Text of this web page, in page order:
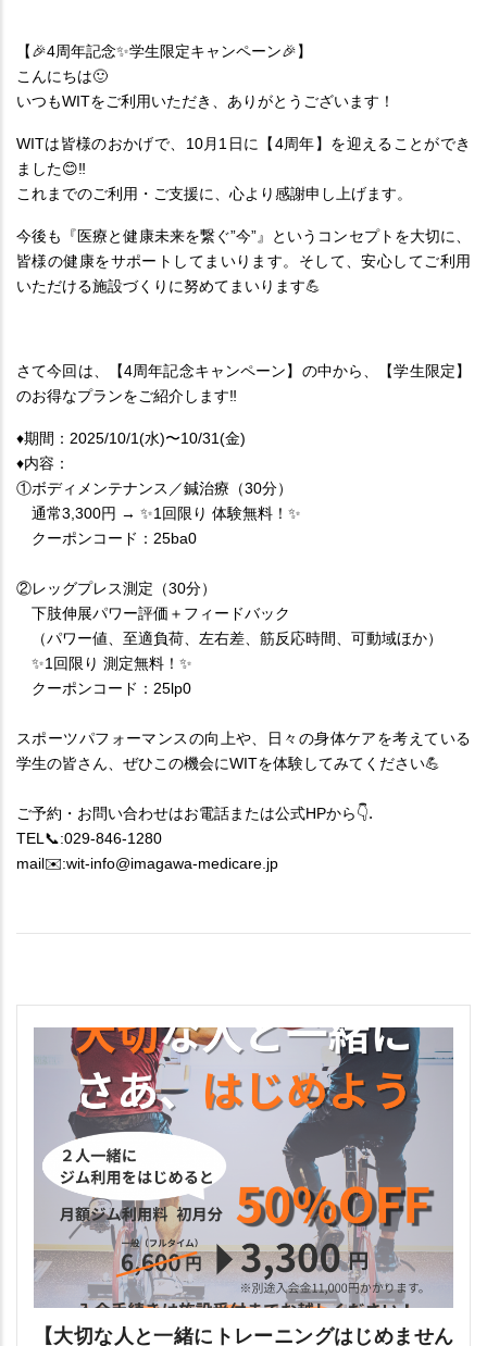
【🎉4周年記念✨学生限定キャンペーン🎉】
こんにちは🙂
いつもWITをご利用いただき、ありがとうございます！
WITは皆様のおかげで、10月1日に【4周年】を迎えることができ
ました😊‼︎
これまでのご利用・ご支援に、心より感謝申し上げます。
今後も『医療と健康未来を繋ぐ”今”』というコンセプトを大切に、
皆様の健康をサポートしてまいります。そして、安心してご利用
いただける施設づくりに努めてまいります💪
さて今回は、【4周年記念キャンペーン】の中から、【学生限定】
のお得なプランをご紹介します‼︎
♦️期間：2025/10/1(水)〜10/31(金)
♦️内容：
①ボディメンテナンス／鍼治療（30分）
通常3,300円 → ✨1回限り 体験無料！✨
クーポンコード：25ba0
②レッグプレス測定（30分）
下肢伸展パワー評価＋フィードバック
（パワー値、至適負荷、左右差、筋反応時間、可動域ほか）
✨1回限り 測定無料！✨
クーポンコード：25lp0
スポーツパフォーマンスの向上や、日々の身体ケアを考えている
学生の皆さん、ぜひこの機会にWITを体験してみてください💪
ご予約・お問い合わせはお電話または公式HPから👇.
TEL📞:029-846-1280
mail✉️:wit-info@imagawa-medicare.jp
【大切な人と一緒にトレーニングはじめません